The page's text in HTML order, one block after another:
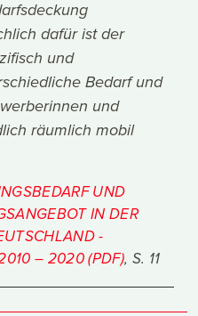
dafür ist der
und
Bedarf und
und
räumlich mobil
UND
IN DER
-
– 2020 (PDF), S. 11